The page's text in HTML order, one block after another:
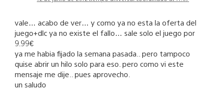
vale… acabo de ver… y como ya no esta la oferta del
juego+dlc ya no existe el fallo… sale solo el juego por
9.99€
ya me habia fijado la semana pasada.. pero tampoco
quise abrir un hilo solo para eso. pero como vi este
mensaje me dije.. pues aprovecho.
un saludo